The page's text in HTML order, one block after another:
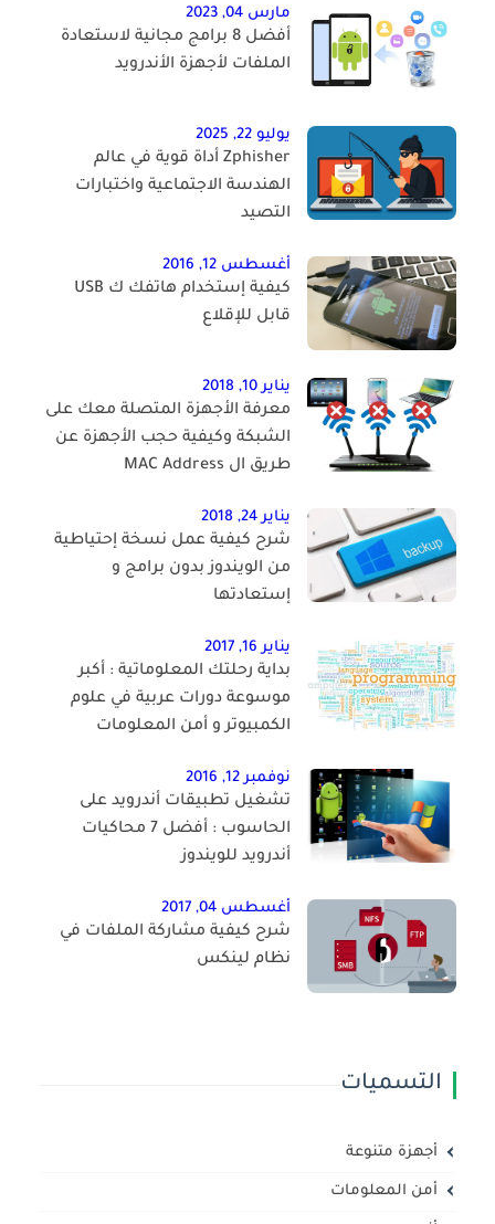
مارس 04, 2023
أفضل 8 برامج مجانية لاستعادة
الملفات لأجهزة الأندرويد
يوليو 22, 2025
Zphisher أداة قوية في عالم
الهندسة الاجتماعية واختبارات
التصيد
أغسطس 12, 2016
كيفية إستخدام هاتفك ك USB
قابل للإقلاع
يناير 10, 2018
معرفة الأجهزة المتصلة معك على
الشبكة وكيفية حجب الأجهزة عن
طريق ال MAC Address
يناير 24, 2018
شرح كيفية عمل نسخة إحتياطية
من الويندوز بدون برامج و
إستعادتها
يناير 16, 2017
بداية رحلتك المعلوماتية : أكبر
موسوعة دورات عربية في علوم
الكمبيوتر و أمن المعلومات
نوفمبر 12, 2016
تشغيل تطبيقات أندرويد على
الحاسوب : أفضل 7 محاكيات
أندرويد للويندوز
أغسطس 04, 2017
شرح كيفية مشاركة الملفات في
نظام لينكس
التسميات
أجهزة متنوعة
أمن المعلومات